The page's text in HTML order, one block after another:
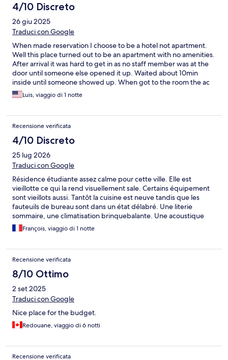
4/10 Discreto
26 giu 2025
Traduci con Google
When made reservation I choose to be a hotel not apartment.
Well this place turned out to be an apartment with no amenities.
After arrival it was hard to get in as no staff member was at the
door until someone else opened it up. Waited about 10min
inside until someone showed up. When got to the room the ac
barely worked and in one speed only. The bathroom needs a full
demo and renovation. Stayed only because I was not able to
Luis, viaggio di 1 notte
Recensione verificata
4/10 Discreto
25 lug 2026
Traduci con Google
Résidence étudiante assez calme pour cette ville. Elle est
vieillotte ce qui la rend visuellement sale. Certains équipement
sont vieillots aussi. Tantôt la cuisine est neuve tandis que les
fauteuils de bureau sont dans un état délabré. Une literie
sommaire, une climatisation brinquebalante. Une acoustique
aussi fine qu'une feuille de cigarette. Contrairement à ce qui est
écrit, il n'y a absolument aucun parking dans cet hotel mais bien
voire aucune disponible.... Les prix de Malaga sont surfaits donc
cela en devient un rapport qualité prix mais il ne faut pas être
difficile.....
François, viaggio di 1 notte
Recensione verificata
8/10 Ottimo
2 set 2025
Traduci con Google
Nice place for the budget.
Redouane, viaggio di 6 notti
Recensione verificata